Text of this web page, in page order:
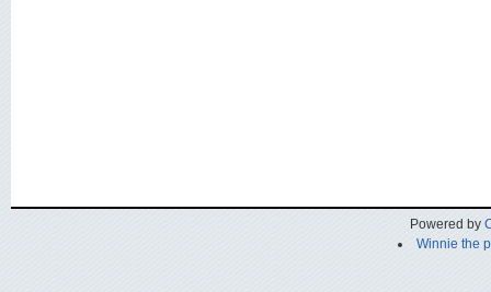
Powered by
Winnie the